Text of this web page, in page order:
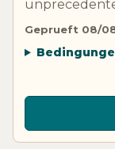
Geprueft 08/